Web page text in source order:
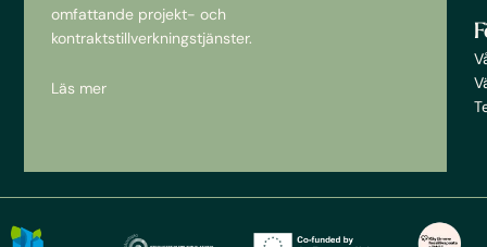
omfattande projekt- och
kontraktstillverkningstjänster.
Läs mer